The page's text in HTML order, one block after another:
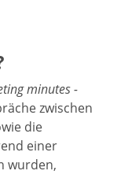
minutes -
zwischen
die
einer
wurden,